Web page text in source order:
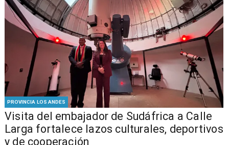
PROVINCIA LOS ANDES
​Visita del embajador de Sudáfrica a Calle
Larga fortalece lazos culturales, deportivos
y de cooperación